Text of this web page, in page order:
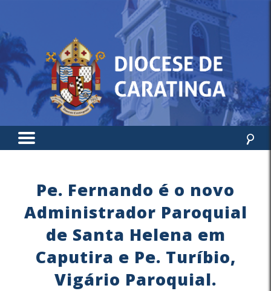
Pe. Fernando é o novo
Administrador Paroquial
de Santa Helena em
Caputira e Pe. Turíbio,
Vigário Paroquial.